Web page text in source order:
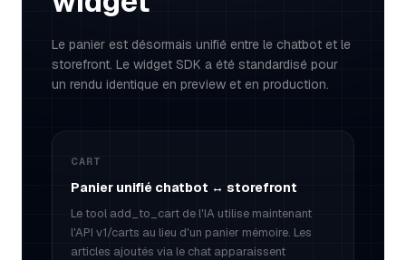
Le panier est désormais unifié entre le chatbot et le
storefront. Le widget SDK a été standardisé pour
un rendu identique en preview et en production.
CART
Panier unifié chatbot ↔ storefront
Le tool add_to_cart de l'IA utilise maintenant
l'API v1/carts au lieu d'un panier mémoire. Les
articles ajoutés via le chat apparaissent